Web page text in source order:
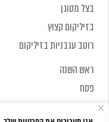
בצל מטוגן
בזיליקום קצוץ
רוטב עגבניות בזיליקום
ראש השנה
פסח
ראש השנה